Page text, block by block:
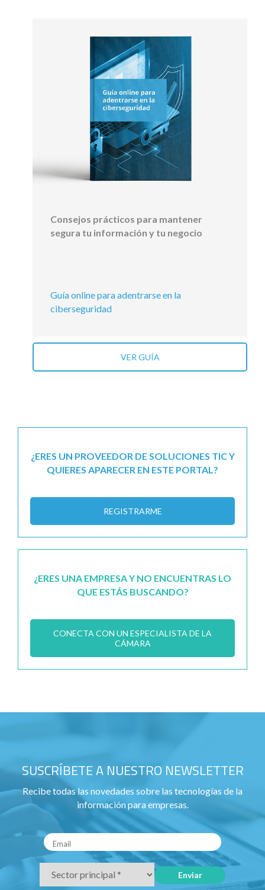
Consejos prácticos para mantener
segura tu información y tu negocio
Guía online para adentrarse en la
ciberseguridad
VER GUÍA
¿ERES UN PROVEEDOR DE SOLUCIONES TIC Y
QUIERES APARECER EN ESTE PORTAL?
REGISTRARME
¿ERES UNA EMPRESA Y NO ENCUENTRAS LO
QUE ESTÁS BUSCANDO?
CONECTA CON UN ESPECIALISTA DE LA
CÁMARA
SUSCRÍBETE A NUESTRO NEWSLETTER
Recibe todas las novedades sobre las tecnologías de la
información para empresas.